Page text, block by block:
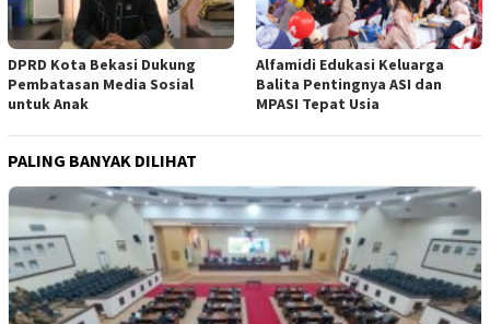
DPRD Kota Bekasi Dukung
Pembatasan Media Sosial
untuk Anak
Alfamidi Edukasi Keluarga
Balita Pentingnya ASI dan
MPASI Tepat Usia
PALING BANYAK DILIHAT